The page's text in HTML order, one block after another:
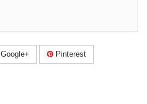
Google+ Pinterest